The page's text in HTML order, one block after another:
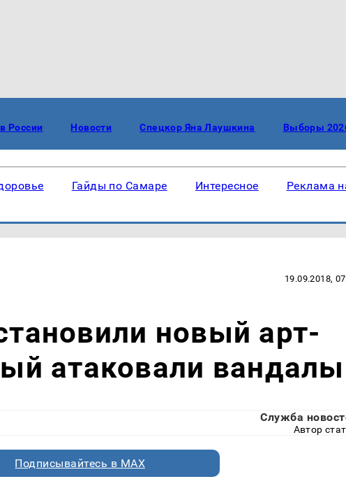
России Новости Спецкор Яна Лаушкина Выборы
Гайды по Самаре Интересное Реклама
19.09.2018,
новый арт-
атаковали вандалы
Служба
Автор
Подписывайтесь в MAX